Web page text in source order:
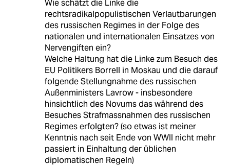
Wie schätzt die Linke die
rechtsradikalpopulistischen Verlautbarungen
des russischen Regimes in der Folge des
nationalen und internationalen Einsatzes von
Nervengiften ein?
Welche Haltung hat die Linke zum Besuch des
EU Politikers Borrell in Moskau und die darauf
folgende Stellungnahme des russischen
Außenministers Lavrow - insbesondere
hinsichtlich des Novums das während des
Besuches Strafmassnahmen des russischen
Regimes erfolgten? (so etwas ist meiner
Kenntnis nach seit Ende von WWII nicht mehr
passiert in Einhaltung der üblichen
diplomatischen Regeln)